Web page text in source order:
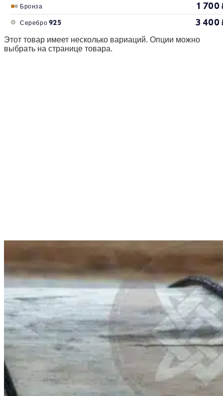
Бронза 1 700
Серебро 925 3 400
Этот товар имеет несколько вариаций. Опции можно
выбрать на странице товара.